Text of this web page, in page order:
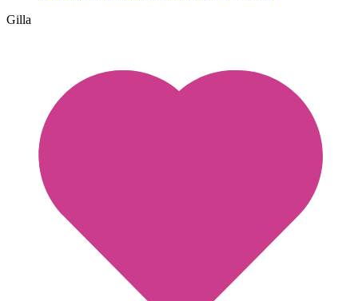
Gilla